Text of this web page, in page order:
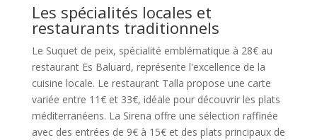
Les spécialités locales et
restaurants traditionnels
Le Suquet de peix, spécialité emblématique à 28€ au
restaurant Es Baluard, représente l'excellence de la
cuisine locale. Le restaurant Talla propose une carte
variée entre 11€ et 33€, idéale pour découvrir les plats
méditerranéens. La Sirena offre une sélection raffinée
avec des entrées de 9€ à 15€ et des plats principaux de